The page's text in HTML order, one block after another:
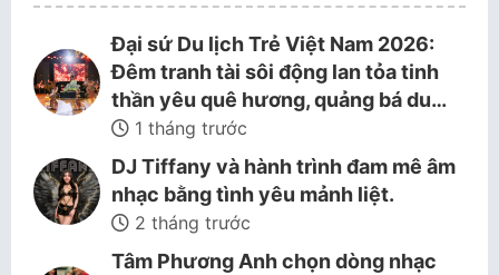
Đại sứ Du lịch Trẻ Việt Nam 2026:
Đêm tranh tài sôi động lan tỏa tinh
thần yêu quê hương, quảng bá du…
1 tháng trước
DJ Tiffany và hành trình đam mê âm
nhạc bằng tình yêu mảnh liệt.
2 tháng trước
Tâm Phương Anh chọn dòng nhạc